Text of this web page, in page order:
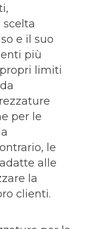
scelta
e il suo
più
limiti
per le
le
alle
la
clienti.